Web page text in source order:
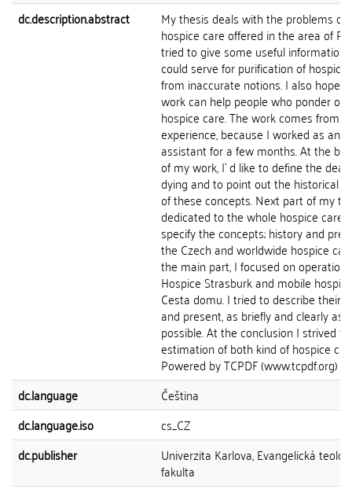
dc.description.abstract
My thesis deals with the problems of
hospice care offered in the area of
tried to give some useful information,
could serve for purification of hospice
from inaccurate notions. I also hope,
work can help people who ponder on
hospice care. The work comes from
experience, because I worked as an
assistant for a few months. At the
of my work, I` d like to define the
dying and to point out the historical
of these concepts. Next part of my
dedicated to the whole hospice care. I
specify the concepts; history and
the Czech and worldwide hospice
the main part, I focused on operation
Hospice Strasburk and mobile hospice
Cesta domu. I tried to describe their
and present, as briefly and clearly as
possible. At the conclusion I strived for
estimation of both kind of hospice
Powered by TCPDF (www.tcpdf.org)
dc.language
Čeština
dc.language.iso
cs_CZ
dc.publisher
Univerzita Karlova, Evangelická
fakulta